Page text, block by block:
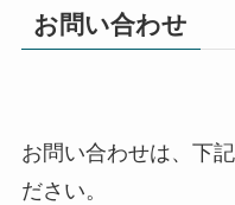
お問い合わせ
お問い合わせは、下
ださい。